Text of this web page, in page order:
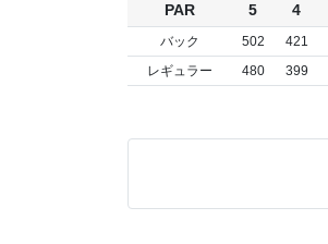
PAR
5 4
バック 502 421
レギュラー
480 399